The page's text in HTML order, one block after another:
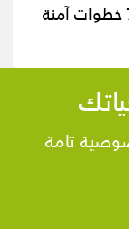
كيفية التعامل مع مدمن الحشيش: 7 خطوات آمنة
تامة